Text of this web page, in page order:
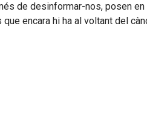
de desinformar-nos, posen
encara hi ha al voltant del